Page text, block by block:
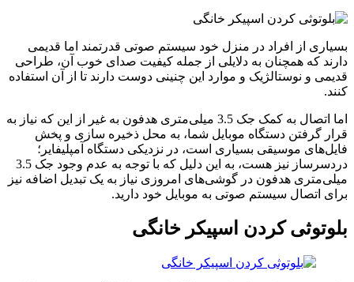
بسیاری از افراد در منزل خود سیستم صوتی قدرتمند اما قدیمی
دارند که همچنان به دلایلی از جمله کیفیت صدای خوب آن، طراحی
قدیمی و نوستالژیک و موارد این چنینی دوست دارند تا از آن استفاده
کنند.
اما اتصال به کمک جک 3.5 میلی‌متری هدفون به غیر از این که نیاز به
قرار گرفتن دستگاه موبایل شما، به محل ذخیره سازی و پخش
فایل‌های موسیقی بسیاری است، در نزدیکی دستگاه آمپلیفایر؛
دردسرساز نیز هست، به این دلیل که با توجه به عدم وجود جک 3.5
میلی‌متری هدفون در گوشی‌های امروزی نیاز به یک تبدیل اضافه نیز
برای اتصال سیستم صوتی به موبایل خود دارید.
بلوتوثی کردن اسپیکر خانگی